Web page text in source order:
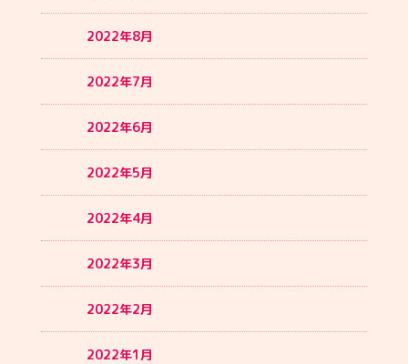
2022年8月
2022年7月
2022年6月
2022年5月
2022年4月
2022年3月
2022年2月
2022年1月